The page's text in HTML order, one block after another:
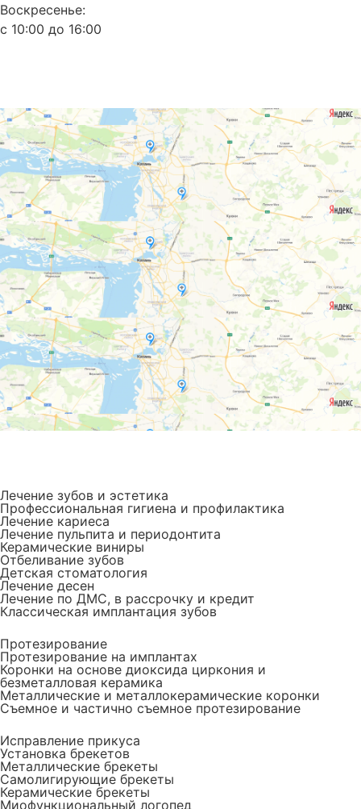
Воскресенье:
с 10:00 до 16:00
Лечение зубов и эстетика
Профессиональная гигиена и профилактика
Лечение кариеса
Лечение пульпита и периодонтита
Керамические виниры
Отбеливание зубов
Детская стоматология
Лечение десен
Лечение по ДМС, в рассрочку и кредит
Классическая имплантация зубов
Протезирование
Протезирование на имплантах
Коронки на основе диоксида циркония и
безметалловая керамика
Металлические и металлокерамические коронки
Съемное и частично съемное протезирование
Исправление прикуса
Установка брекетов
Металлические брекеты
Cамолигирующие брекеты
Керамические брекеты
Миофункциональный логопед